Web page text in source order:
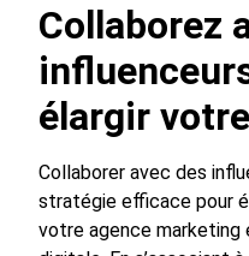
Collaborez
élargir
Collaborer avec des
stratégie efficace pour
votre agence marketing